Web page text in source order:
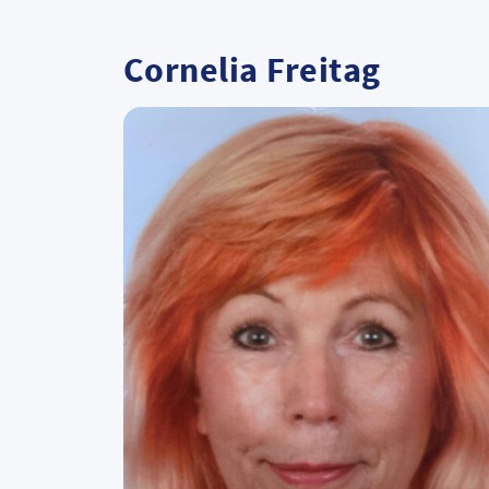
Cornelia Freitag